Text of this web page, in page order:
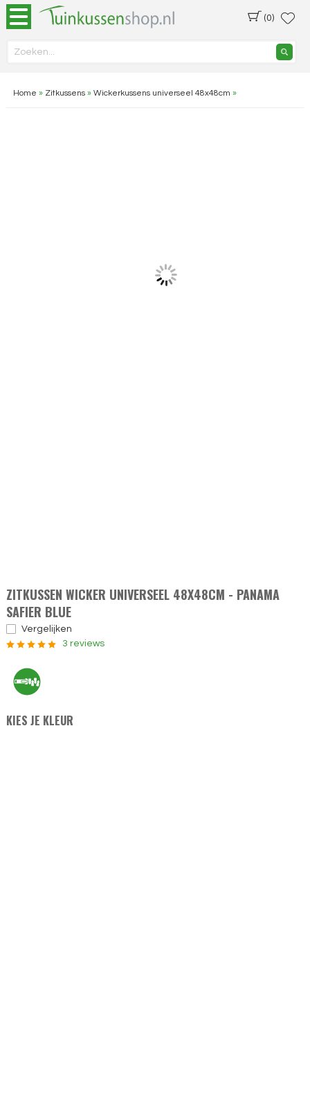
(0)
Home » Zitkussens» Wickerkussens universeel 48x48cm »
ZITKUSSEN WICKER UNIVERSEEL 48X48CM - PANAMA
SAFIER BLUE
Vergelijken
3 reviews
KIES JE KLEUR